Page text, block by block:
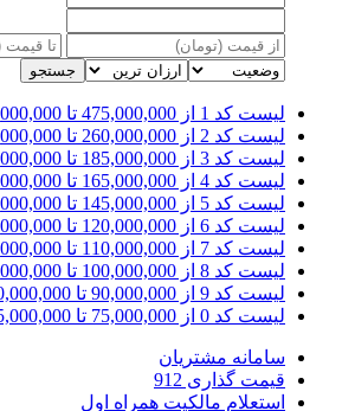
جستجو
لیست کد 1
از 475,000,000 تا 7,500,000,000 تومان
لیست کد 2
از 260,000,000 تا 1,650,000,000 تومان
لیست کد 3
از 185,000,000 تا 1,000,000,000 تومان
لیست کد 4
از 165,000,000 تا 1,000,000,000 تومان
لیست کد 5
از 145,000,000 تا 1,200,000,000 تومان
لیست کد 6
از 120,000,000 تا 1,200,000,000 تومان
لیست کد 7
از 110,000,000 تا 1,000,000,000 تومان
لیست کد 8
از 100,000,000 تا 800,000,000 تومان
لیست کد 9
از 90,000,000 تا 1,000,000,000 تومان
لیست کد 0
از 75,000,000 تا 205,000,000 تومان
سامانه مشتریان
قیمت گذاری 912
استعلام مالکیت همراه اول